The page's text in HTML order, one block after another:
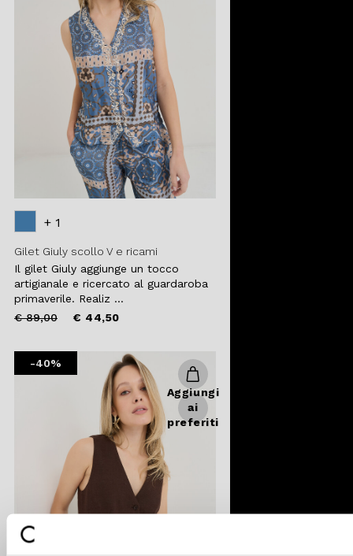
+ 1
Gilet Giuly scollo V e ricami
Il gilet Giuly aggiunge un tocco
artigianale e ricercato al guardaroba
primaverile. Realiz ...
Price
€ 89,00to € 44,50
-40%
Aggiungi
ai
preferiti